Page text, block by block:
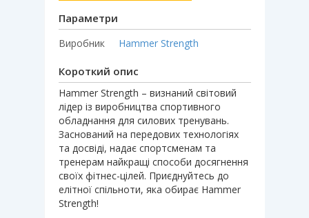
Параметри
Виробник Hammer Strength
Короткий опис
Hammer Strength – визнаний світовий
лідер із виробництва спортивного
обладнання для силових тренувань.
Заснований на передових технологіях
та досвіді, надає спортсменам та
тренерам найкращі способи досягнення
своїх фітнес-цілей. Приєднуйтесь до
елітної спільноти, яка обирає Hammer
Strength!